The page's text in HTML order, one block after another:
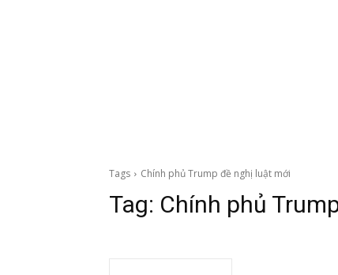
Tags Chính phủ Trump đề nghị luật mới
Tag: Chính phủ